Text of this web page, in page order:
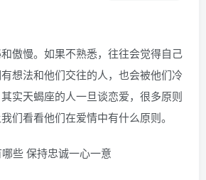
傲慢。如果不熟悉，往往会觉得自己
想法和他们交往的人，也会被他们冷
实天蝎座的人一旦谈恋爱，很多原则
们看看他们在爱情中有什么原则。